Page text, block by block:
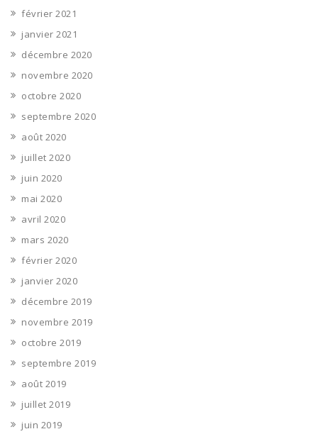
février 2021
janvier 2021
décembre 2020
novembre 2020
octobre 2020
septembre 2020
août 2020
juillet 2020
juin 2020
mai 2020
avril 2020
mars 2020
février 2020
janvier 2020
décembre 2019
novembre 2019
octobre 2019
septembre 2019
août 2019
juillet 2019
juin 2019